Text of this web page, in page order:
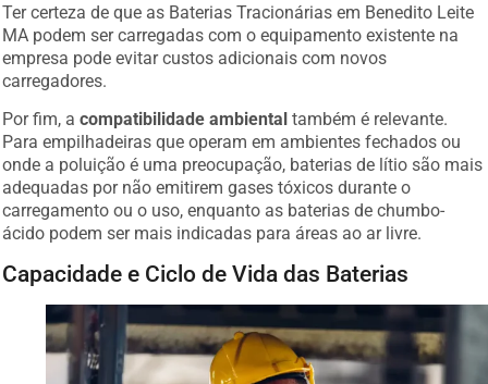
Ter certeza de que as Baterias Tracionárias em Benedito Leite
MA podem ser carregadas com o equipamento existente na
empresa pode evitar custos adicionais com novos
carregadores.
Por fim, acompatibilidade ambiental também é relevante.
Para empilhadeiras que operam em ambientes fechados ou
onde a poluição é uma preocupação, baterias de lítio são mais
adequadas por não emitirem gases tóxicos durante o
carregamento ou o uso, enquanto as baterias de chumbo-
ácido podem ser mais indicadas para áreas ao ar livre.
Capacidade e Ciclo de Vida das Baterias